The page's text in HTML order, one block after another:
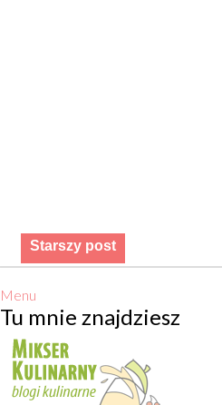
Starszy post
Menu
Tu mnie znajdziesz